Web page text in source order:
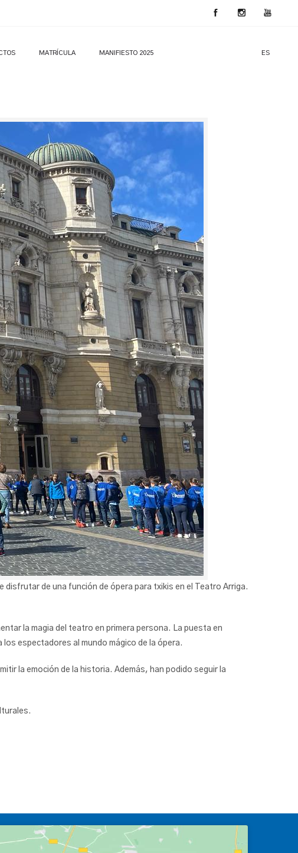
ES
MATRÍCULA MANIFIESTO 2025
disfrutar de una función de ópera para txikis en el Teatro Arriga.
la magia del teatro en primera persona. La puesta en
espectadores al mundo mágico de la ópera.
la emoción de la historia. Además, han podido seguir la